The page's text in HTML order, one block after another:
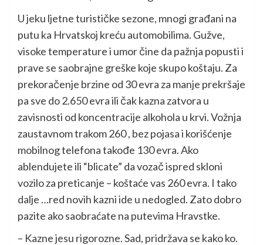
U jeku ljetne turističke sezone, mnogi građani na
putu ka Hrvatskoj kreću automobilima. Gužve,
visoke temperature i umor čine da pažnja popusti i
prave se saobrajne greške koje skupo koštaju. Za
prekoračenje brzine od 30 evra za manje prekršaje
pa sve do 2.650 evra ili čak kazna zatvora u
zavisnosti od koncentracije alkohola u krvi. Vožnja
zaustavnom trakom 260 , bez pojasa i korišćenje
mobilnog telefona takođe 130 evra. Ako
ablendujete ili “blicate” da vozač ispred skloni
vozilo za preticanje – koštaće vas 260 evra. I tako
dalje …red novih kazni ide u nedogled. Zato dobro
pazite ako saobraćate na putevima Hravstke.
– Kazne jesu rigorozne. Sad, pridržava se kako ko.